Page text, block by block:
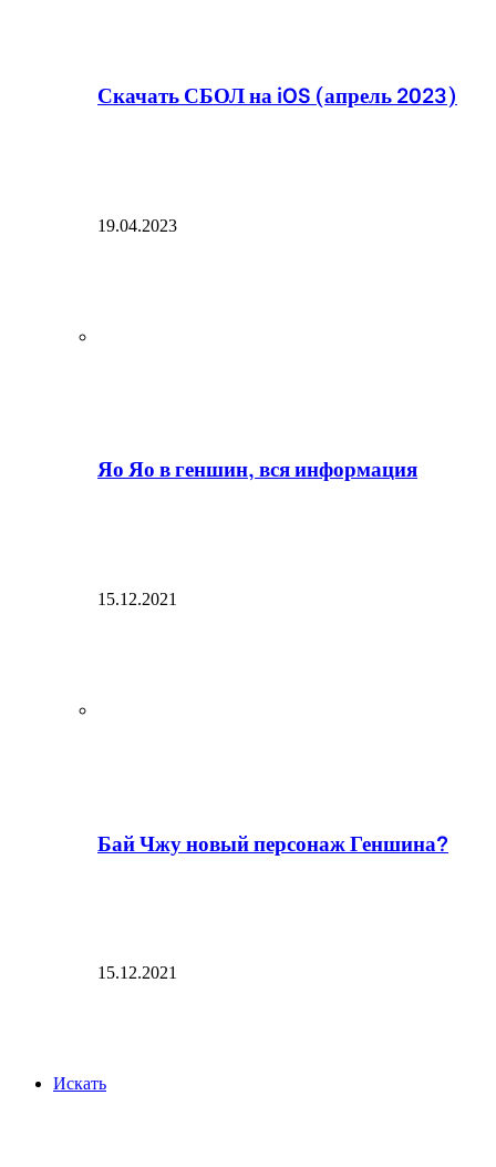
Скачать СБОЛ на iOS (апрель 2023)
19.04.2023
Яо Яо в геншин, вся информация
15.12.2021
Бай Чжу новый персонаж Геншина?
15.12.2021
Искать